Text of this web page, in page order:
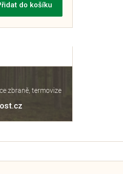
do košíku
zbraně, termovize